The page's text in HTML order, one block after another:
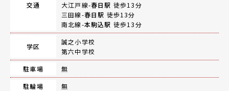
交通
大江戸線-春日駅 徒歩13分
三田線-春日駅 徒歩13分
南北線-本駒込駅 徒歩13分
学区
誠之小学校
第六中学校
駐車場
無
駐輪場
無